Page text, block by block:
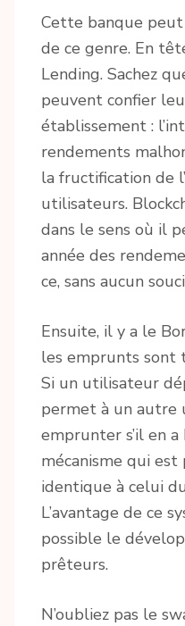
Cette banque peut
de ce genre. En
Lending. Sachez
peuvent confier
établissement :
rendements
la fructification de
utilisateurs.
dans le sens où il
année des
ce, sans aucun
Ensuite, il y a le
les emprunts sont
Si un utilisateur
permet à un autre
emprunter s’il en a
mécanisme qui est
identique à celui
L’avantage de ce
possible le
prêteurs.
N’oubliez pas le